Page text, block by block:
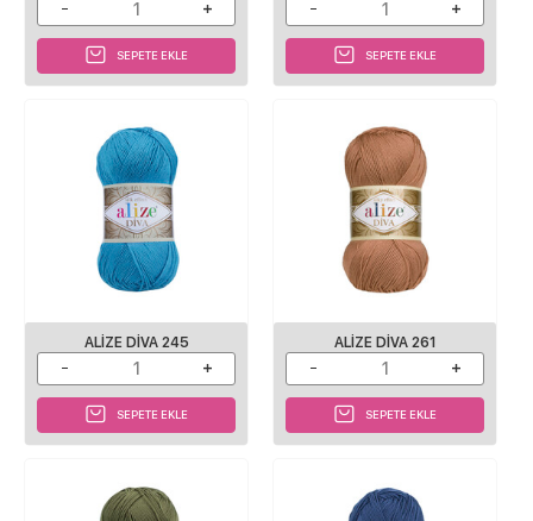
SEPETE EKLE SEPETE EKLE
ALIZE DIVA 245
SEPETE EKLE
ALIZE DIVA 261
SEPETE EKLE